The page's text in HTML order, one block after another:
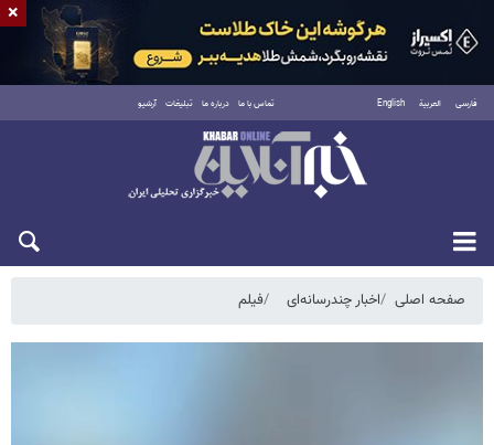
فارسی العربية English تماس با ما درباره ما تبلیغات آرشیو
یکشنبه ۱۸ مرداد ۱۴۰۵
صفحه اصلی اخبار چندرسانه‌ای فیلم
×